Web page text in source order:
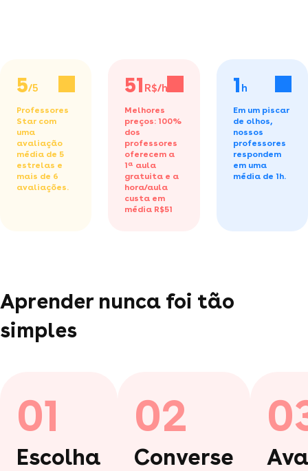
5/5
Professores
Star com
uma
avaliação
média de 5
estrelas e
mais de 6
avaliações.
51 R$/h
Melhores
preços: 100%
dos
professores
oferecem a
1ª aula
gratuita e a
hora/aula
custa em
média R$51
1 h
Em um piscar
de olhos,
nossos
professores
respondem
em uma
média de 1h.
Aprender nunca foi tão
simples
01
Escolha
02
Converse